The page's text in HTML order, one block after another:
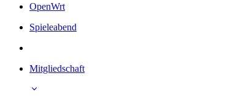
OpenWrt
Spieleabend
Mitgliedschaft